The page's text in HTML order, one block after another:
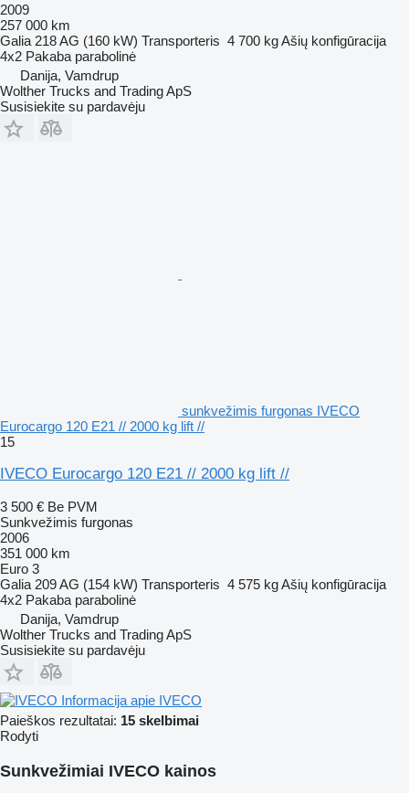
2009
257 000 km
Galia 218 AG (160 kW) Transporteris 4 700 kgAšių konfigūracija
4x2 Pakaba parabolinė
Danija, Vamdrup
Wolther Trucks and Trading ApS
Susisiekite su pardavėju
sunkvežimis furgonas IVECO
Eurocargo 120 E21 // 2000 kg lift //
15
IVECO Eurocargo 120 E21 // 2000 kg lift //
3 500 € Be PVM
Sunkvežimis furgonas
2006
351 000 km
Euro 3
Galia 209 AG (154 kW) Transporteris 4 575 kgAšių konfigūracija
4x2 Pakaba parabolinė
Danija, Vamdrup
Wolther Trucks and Trading ApS
Susisiekite su pardavėju
Informacija apie IVECO
Paieškos rezultatai: 15 skelbimai
Rodyti
Sunkvežimiai IVECO kainos